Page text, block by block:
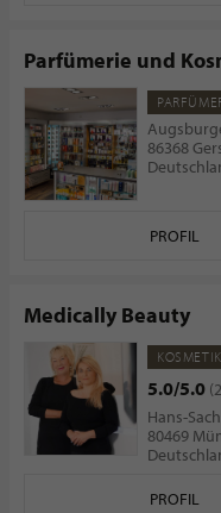
Parfümerie und
86368
PROFIL
Medically Beauty
5.0/5.0
Hans-
80469
PROFIL